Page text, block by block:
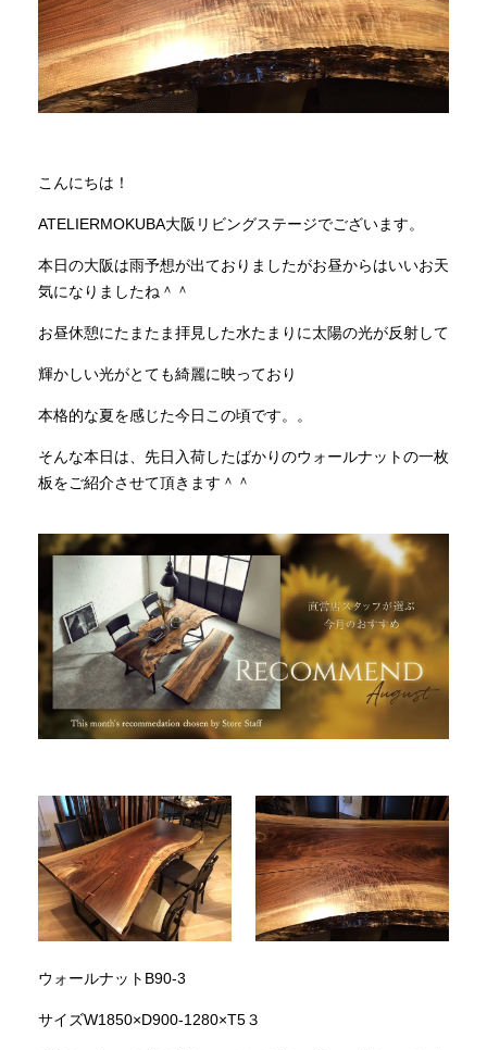
直営店
イベント
納品事例
INFORMATION
MOKUBA CHANNEL
よくあるご質問
お問い合わせ
こんにちは！
ATELIERMOKUBA大阪リビングステージでございます。
本日の大阪は雨予想が出ておりましたがお昼からはいいお天
気になりましたね＾＾
お昼休憩にたまたま拝見した水たまりに太陽の光が反射して
輝かしい光がとても綺麗に映っており
本格的な夏を感じた今日この頃です。。
そんな本日は、先日入荷したばかりのウォールナットの一枚
板をご紹介させて頂きます＾＾
ウォールナットB90-3
サイズW1850×D900-1280×T5３